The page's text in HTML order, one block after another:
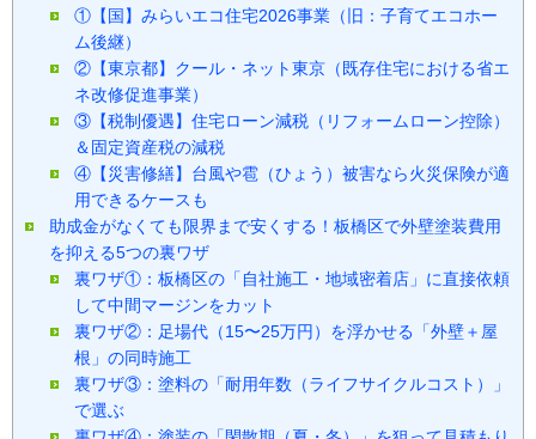
①【国】みらいエコ住宅2026事業（旧：子育てエコホー
ム後継）
②【東京都】クール・ネット東京（既存住宅における省エ
ネ改修促進事業）
③【税制優遇】住宅ローン減税（リフォームローン控除）
＆固定資産税の減税
④【災害修繕】台風や雹（ひょう）被害なら火災保険が適
用できるケースも
助成金がなくても限界まで安くする！板橋区で外壁塗装費用
を抑える5つの裏ワザ
裏ワザ①：板橋区の「自社施工・地域密着店」に直接依頼
して中間マージンをカット
裏ワザ②：足場代（15〜25万円）を浮かせる「外壁＋屋
根」の同時施工
裏ワザ③：塗料の「耐用年数（ライフサイクルコスト）」
で選ぶ